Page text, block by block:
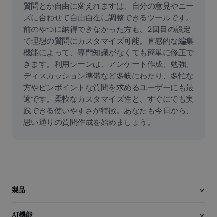
ミームジェネレーター
AI Text Remover
AI People Remover
AI Inpainting
Face Cutout
動画
質問とか自由に変えれますは、自分の意見やニー
ズに合わせて自由自在に調整できるツールです。
前のやつに納得できなかった方も、2回目の設定
で理想の質問にカスタマイズ可能。直感的な編集
機能によって、専門知識がなくても簡単に修正で
きます。利用シーンは、アンケート作成、勉強、
ディスカッション準備など多岐にわたり、多忙な
方やピンポイントな質問を求めるユーザーにも最
適です。柔軟なカスタマイズ性と、すぐにでも実
践できる使いやすさが特徴。あなたも今日から、
思い通りの質問作成を始めましょう。
製品
AI機能